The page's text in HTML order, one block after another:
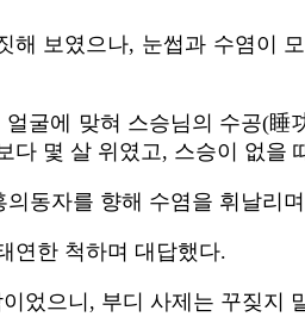
보였으나, 눈썹과 수염이
에 맞혀 스승님의 수공(睡
몇 살 위였고, 스승이 없을
동자를 향해 수염을 휘날리
연한 척하며 대답했다.
었으니, 부디 사제는 꾸짖지